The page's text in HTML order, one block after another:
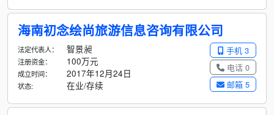
海南初念绘尚旅游信息咨询有限公司
手机 3
电话 0
邮箱 5
法定代表人： 智景昶
注册资金： 100万元
成立时间： 2017年12月24日
状态: 在业/存续